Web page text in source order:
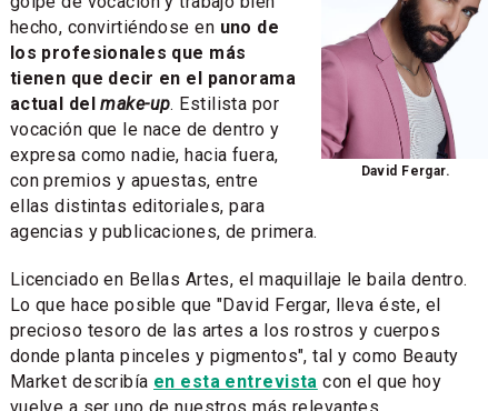
David Fergar.
hecho, convirtiéndose en uno de
los profesionales que más
tienen que decir en el panorama
actual delmake-up. Estilista por
vocación que le nace de dentro y
expresa como nadie, hacia fuera,
con premios y apuestas, entre
ellas distintas editoriales, para
agencias y publicaciones, de primera.
Licenciado en Bellas Artes, el maquillaje le baila dentro.
Lo que hace posible que "David Fergar, lleva éste, el
precioso tesoro de las artes a los rostros y cuerpos
donde planta pinceles y pigmentos", tal y como Beauty
Market describía en esta entrevista con el que hoy